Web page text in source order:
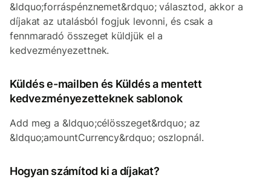
&ldquo;forráspénznemet&rdquo; választod, akkor a
díjakat az utalásból fogjuk levonni, és csak a
fennmaradó összeget küldjük el a
kedvezményezettnek.
Küldés e-mailben és Küldés a mentett
kedvezményezetteknek sablonok
Add meg a &ldquo;célösszeget&rdquo; az
&ldquo;amountCurrency&rdquo; oszlopnál.
Hogyan számítod ki a díjakat?